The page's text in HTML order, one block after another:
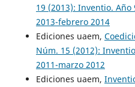
19 (2013): Inventio.
2013-febrero 2014
Ediciones uaem,
Núm. 15 (2012):
2011-marzo 2012
Ediciones uaem,